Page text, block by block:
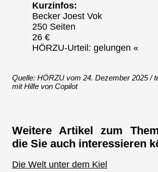
Kurzinfos:
Becker Joest Vok
250 Seiten
26 €
HÖRZU-Urteil: gelungen «
Quelle: HÖRZU vom 24. Dezember 2025 /
mit Hilfe von Copilot
Weitere Artikel zum
die Sie auch interessieren
Die Welt unter dem Kiel